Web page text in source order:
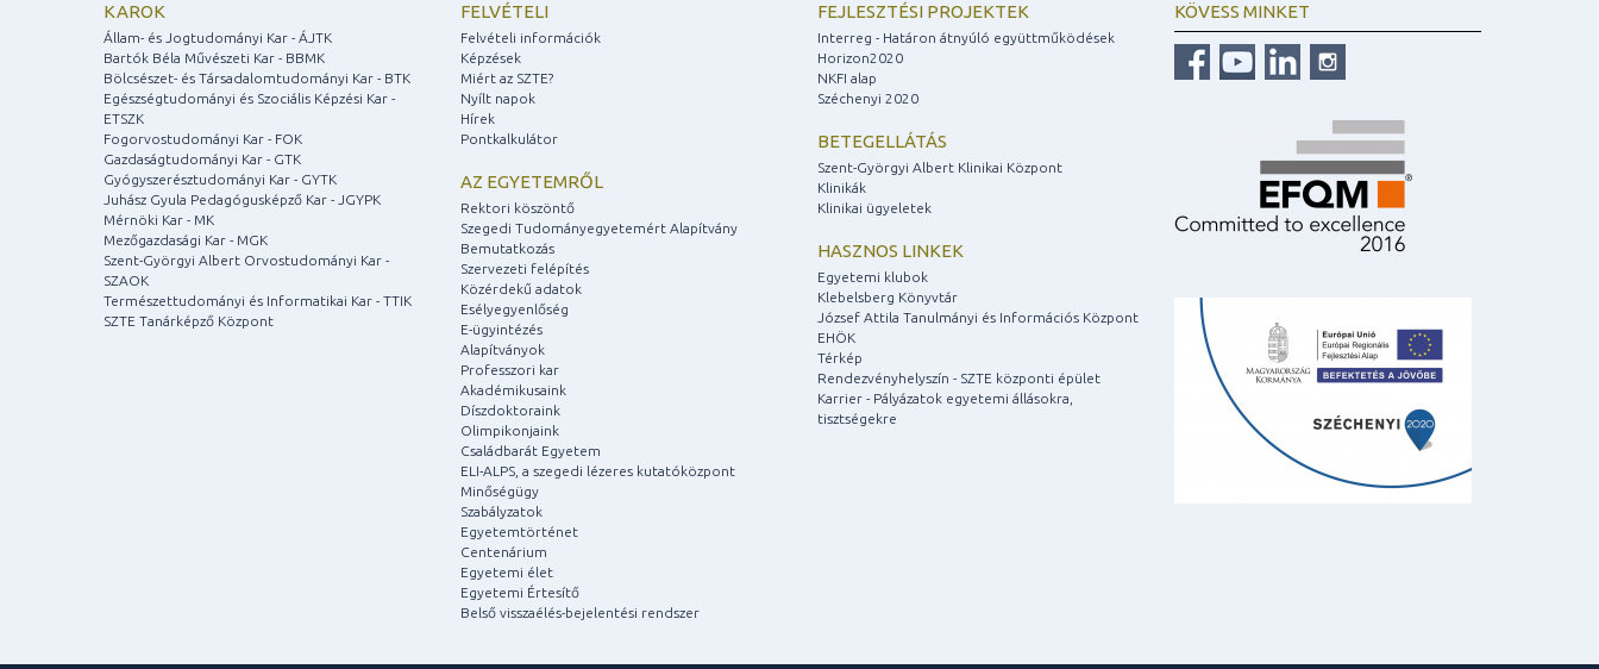
KAROK
Állam- és Jogtudományi Kar - ÁJTK
Bartók Béla Művészeti Kar - BBMK
Bölcsészet- és Társadalomtudományi Kar - BTK
Egészségtudományi és Szociális Képzési Kar -
ETSZK
Fogorvostudományi Kar - FOK
Gazdaságtudományi Kar - GTK
Gyógyszerésztudományi Kar - GYTK
Juhász Gyula Pedagógusképző Kar - JGYPK
Mérnöki Kar - MK
Mezőgazdasági Kar - MGK
Szent-Györgyi Albert Orvostudományi Kar -
SZAOK
Természettudományi és Informatikai Kar - TTIK
SZTE Tanárképző Központ
FELVÉTELI
Felvételi információk
Képzések
Miért az SZTE?
Nyílt napok
Hírek
Pontkalkulátor
AZ EGYETEMRŐL
Rektori köszöntő
Szegedi Tudományegyetemért Alapítvány
Bemutatkozás
Szervezeti felépítés
Közérdekű adatok
Esélyegyenlőség
E-ügyintézés
Alapítványok
Professzori kar
Akadémikusaink
Díszdoktoraink
Olimpikonjaink
Családbarát Egyetem
ELI-ALPS, a szegedi lézeres kutatóközpont
Minőségügy
Szabályzatok
Egyetemtörténet
Centenárium
Egyetemi élet
Egyetemi Értesítő
Belső visszaélés-bejelentési rendszer
FEJLESZTÉSI PROJEKTEK
Interreg - Határon átnyúló együttműködések
Horizon2020
NKFI alap
Széchenyi 2020
BETEGELLÁTÁS
Szent-Györgyi Albert Klinikai Központ
Klinikák
Klinikai ügyeletek
HASZNOS LINKEK
Egyetemi klubok
Klebelsberg Könyvtár
József Attila Tanulmányi és Információs Központ
EHÖK
Térkép
Rendezvényhelyszín - SZTE központi épület
Karrier - Pályázatok egyetemi állásokra,
tisztségekre
KÖVESS MINKET